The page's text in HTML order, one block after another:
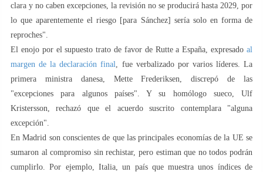
clara y no caben excepciones, la revisión no se producirá hasta 2029, por
lo que aparentemente el riesgo [para Sánchez] sería solo en forma de
reproches".
El enojo por el supuesto trato de favor de Rutte a España, expresado al
margen de la declaración final
, fue verbalizado por varios líderes. La
primera ministra danesa, Mette Frederiksen, discrepó de las
"excepciones para algunos países". Y su homólogo sueco, Ulf
Kristersson, rechazó que el acuerdo suscrito contemplara "alguna
excepción".
En Madrid son conscientes de que las principales economías de la UE se
sumaron al compromiso sin rechistar, pero estiman que no todos podrán
cumplirlo. Por ejemplo, Italia, un país que muestra unos índices de